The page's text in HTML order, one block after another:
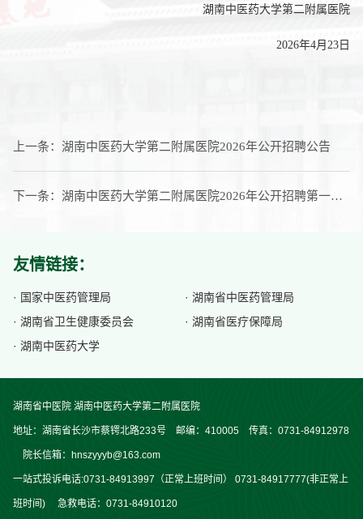
湖南中医药大学第二附属医院
2026年4月 23 日
上一条： 湖南中医药大学第二附属医院2026年公开招聘公告
下一条： 湖南中医药大学第二附属医院2026年公开招聘第一批次通过资格审查人员名单的公示
友情链接：
· 国家中医药管理局
· 湖南省中医药管理局
· 湖南省卫生健康委员会
· 湖南省医疗保障局
· 湖南中医药大学
湖南省中医院 湖南中医药大学第二附属医院
地址：湖南省长沙市蔡锷北路233号 邮编：410005 传真：0731-84912978
院长信箱：hnszyyyb@163.com
一站式投诉电话:0731-84913997（正常上班时间） 0731-84917777(非正常上
班时间) 急救电话：0731-84910120